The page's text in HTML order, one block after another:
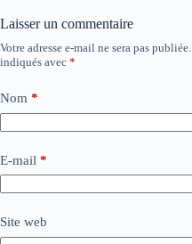
Laisser un commentaire
Votre adresse e-mail ne sera pas publiée.
indiqués avec *
Nom *
E-mail *
Site web